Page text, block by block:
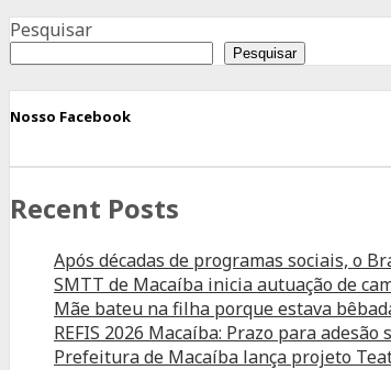
Pesquisar
Pesquisar
Nosso Facebook
Recent Posts
Após décadas de programas sociais, o
SMTT de Macaíba inicia autuação de
Mãe bateu na filha porque estava
REFIS 2026 Macaíba: Prazo para adesão
Prefeitura de Macaíba lança projeto